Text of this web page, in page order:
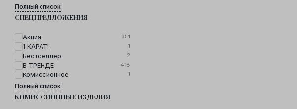
Полный список
СПЕЦПРЕДЛОЖЕНИЯ
Акция 351
1 КАРАТ! 1
Бестселлер 2
В ТРЕНДЕ 418
Комиссионное 1
Полный список
КОМИССИОННЫЕ ИЗДЕЛИЯ